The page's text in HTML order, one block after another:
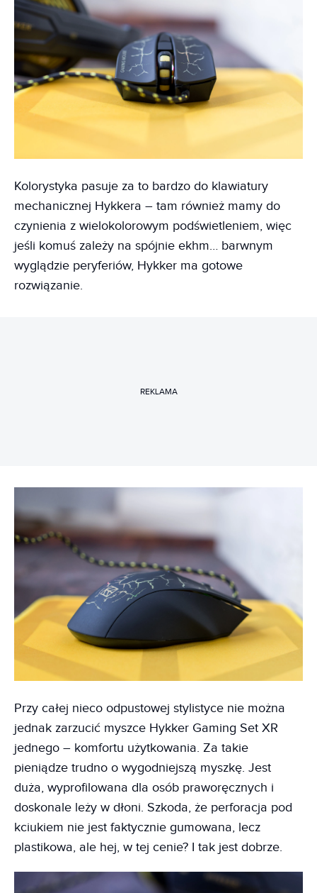
Kolorystyka pasuje za to bardzo do klawiatury
mechanicznej Hykkera – tam również mamy do
czynienia z wielokolorowym podświetleniem, więc
jeśli komuś zależy na spójnie ekhm… barwnym
wyglądzie peryferiów, Hykker ma gotowe
rozwiązanie.
REKLAMA
Przy całej nieco odpustowej stylistyce nie można
jednak zarzucić myszce Hykker Gaming Set XR
jednego – komfortu użytkowania. Za takie
pieniądze trudno o wygodniejszą myszkę. Jest
duża, wyprofilowana dla osób praworęcznych i
doskonale leży w dłoni. Szkoda, że perforacja pod
kciukiem nie jest faktycznie gumowana, lecz
plastikowa, ale hej, w tej cenie? I tak jest dobrze.